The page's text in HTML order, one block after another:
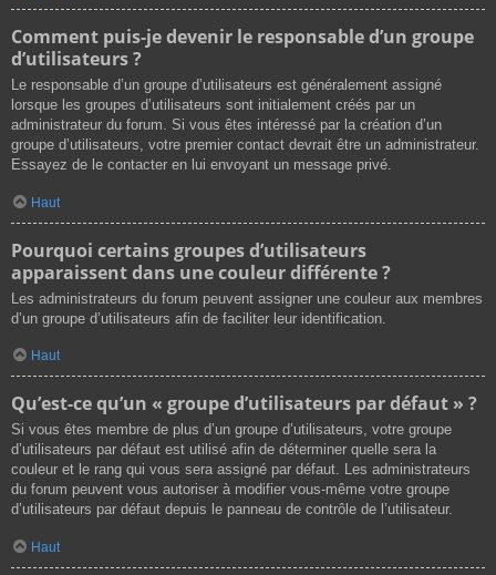
Comment puis-je devenir le responsable d’un groupe
d’utilisateurs ?
Le responsable d’un groupe d’utilisateurs est généralement assigné
lorsque les groupes d’utilisateurs sont initialement créés par un
administrateur du forum. Si vous êtes intéressé par la création d’un
groupe d’utilisateurs, votre premier contact devrait être un administrateur.
Essayez de le contacter en lui envoyant un message privé.
Haut
Pourquoi certains groupes d’utilisateurs
apparaissent dans une couleur différente ?
Les administrateurs du forum peuvent assigner une couleur aux membres
d’un groupe d’utilisateurs afin de faciliter leur identification.
Haut
Qu’est-ce qu’un « groupe d’utilisateurs par défaut » ?
Si vous êtes membre de plus d’un groupe d’utilisateurs, votre groupe
d’utilisateurs par défaut est utilisé afin de déterminer quelle sera la
couleur et le rang qui vous sera assigné par défaut. Les administrateurs
du forum peuvent vous autoriser à modifier vous-même votre groupe
d’utilisateurs par défaut depuis le panneau de contrôle de l’utilisateur.
Haut